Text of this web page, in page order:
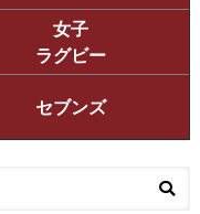
女子
ラグビー
セブンズ